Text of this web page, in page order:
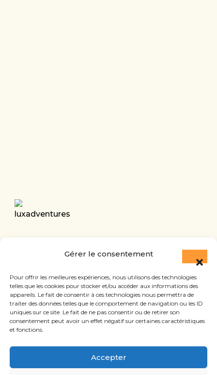
Gérer le consentement
Pour offrir les meilleures expériences, nous utilisons des technologies
telles que les cookies pour stocker et/ou accéder aux informations des
appareils. Le fait de consentir à ces technologies nous permettra de
traiter des données telles que le comportement de navigation ou les ID
uniques sur ce site. Le fait de ne pas consentir ou de retirer son
consentement peut avoir un effet négatif sur certaines caractéristiques
et fonctions.
Accepter
L-3378 LIVANGE